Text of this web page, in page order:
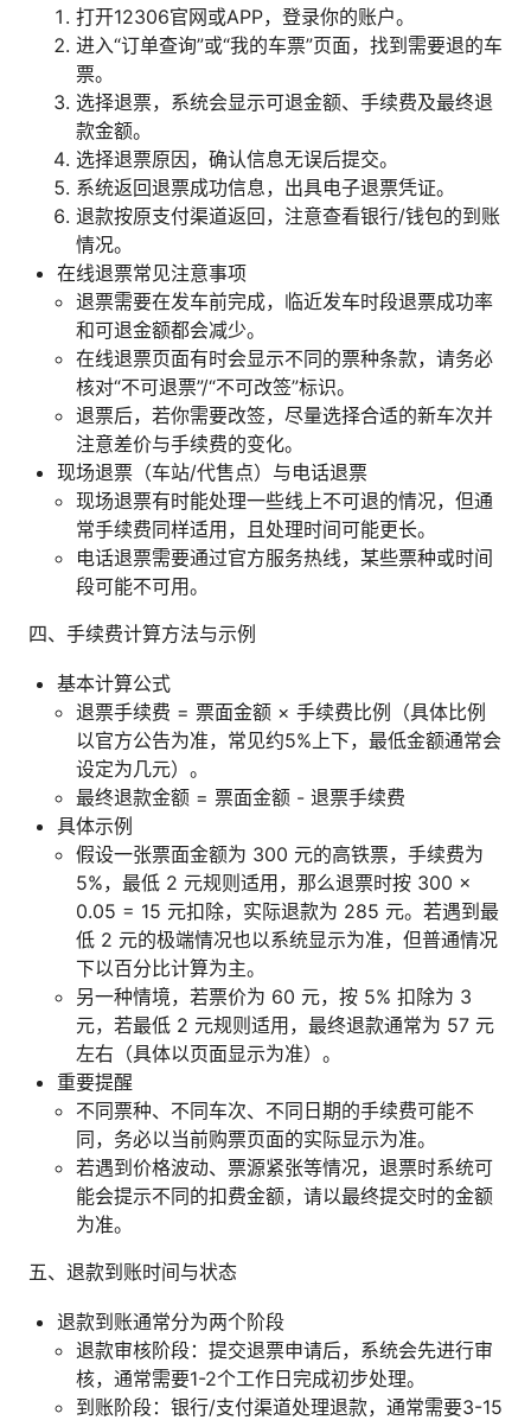
打开12306官网或APP，登录你的账户。
进入“订单查询”或“我的车票”页面，找到需要退的车
票。
选择退票，系统会显示可退金额、手续费及最终退
款金额。
选择退票原因，确认信息无误后提交。
系统返回退票成功信息，出具电子退票凭证。
退款按原支付渠道返回，注意查看银行/钱包的到账
情况。
在线退票常见注意事项
退票需要在发车前完成，临近发车时段退票成功率
和可退金额都会减少。
在线退票页面有时会显示不同的票种条款，请务必
核对“不可退票”/“不可改签”标识。
退票后，若你需要改签，尽量选择合适的新车次并
注意差价与手续费的变化。
现场退票（车站/代售点）与电话退票
现场退票有时能处理一些线上不可退的情况，但通
常手续费同样适用，且处理时间可能更长。
电话退票需要通过官方服务热线，某些票种或时间
段可能不可用。
四、手续费计算方法与示例
基本计算公式
退票手续费 = 票面金额 × 手续费比例（具体比例
以官方公告为准，常见约5%上下，最低金额通常会
设定为几元）。
最终退款金额 = 票面金额 - 退票手续费
具体示例
假设一张票面金额为 300 元的高铁票，手续费为
5%，最低 2 元规则适用，那么退票时按 300 ×
0.05 = 15 元扣除，实际退款为 285 元。若遇到最
低 2 元的极端情况也以系统显示为准，但普通情况
下以百分比计算为主。
另一种情境，若票价为 60 元，按 5% 扣除为 3
元，若最低 2 元规则适用，最终退款通常为 57 元
左右（具体以页面显示为准）。
重要提醒
不同票种、不同车次、不同日期的手续费可能不
同，务必以当前购票页面的实际显示为准。
若遇到价格波动、票源紧张等情况，退票时系统可
能会提示不同的扣费金额，请以最终提交时的金额
为准。
五、退款到账时间与状态
退款到账通常分为两个阶段
退款审核阶段：提交退票申请后，系统会先进行审
核，通常需要1-2个工作日完成初步处理。
到账阶段：银行/支付渠道处理退款，通常需要3-15